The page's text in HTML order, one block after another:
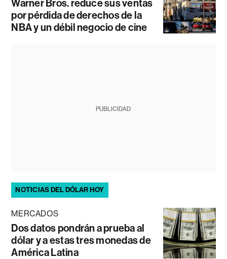
Warner Bros. reduce sus ventas
por pérdida de derechos de la
NBA y un débil negocio de cine
PUBLICIDAD
NOTICIAS DEL DÓLAR HOY
MERCADOS
Dos datos pondrán a prueba al
dólar y a estas tres monedas de
América Latina